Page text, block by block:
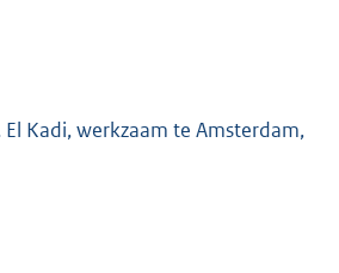
Kadi, werkzaam te Amsterdam,